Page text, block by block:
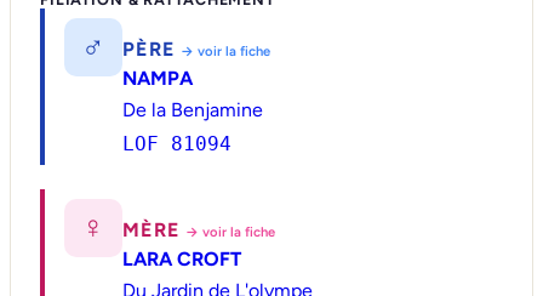
♂ PÈRE → voir la fiche
NAMPA
De la Benjamine
LOF 81094
♀ MÈRE → voir la fiche
LARA CROFT
Du Jardin de L'olympe